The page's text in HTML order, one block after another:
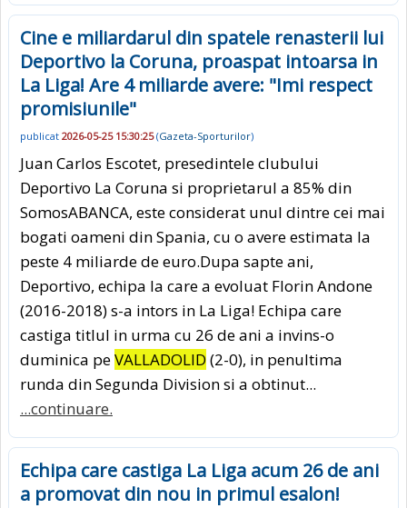
Cine e miliardarul din spatele renasterii lui
Deportivo la Coruna, proaspat intoarsa in
La Liga! Are 4 miliarde avere: "Imi respect
promisiunile"
publicat 2026-05-25 15:30:25(Gazeta-Sporturilor)
Juan Carlos Escotet, presedintele clubului
Deportivo La Coruna si proprietarul a 85% din
SomosABANCA, este considerat unul dintre cei mai
bogati oameni din Spania, cu o avere estimata la
peste 4 miliarde de euro.Dupa sapte ani,
Deportivo, echipa la care a evoluat Florin Andone
(2016-2018) s-a intors in La Liga! Echipa care
castiga titlul in urma cu 26 de ani a invins-o
duminica peVALLADOLID (2-0), in penultima
runda din Segunda Division si a obtinut...
...continuare.
Echipa care castiga La Liga acum 26 de ani
a promovat din nou in primul esalon!